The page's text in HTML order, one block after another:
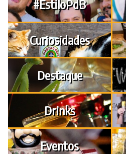
#EstiloPdB
Curiosidades
Destaque
Drinks
Eventos